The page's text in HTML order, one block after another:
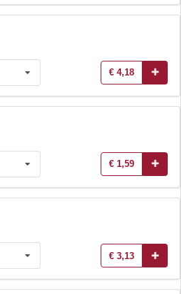
€ 4,18
€ 1,59
€ 3,13